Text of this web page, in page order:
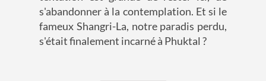
s'abandonner à la contemplation. Et si le
fameux Shangri-La, notre paradis perdu,
s'était finalement incarné à Phuktal ?